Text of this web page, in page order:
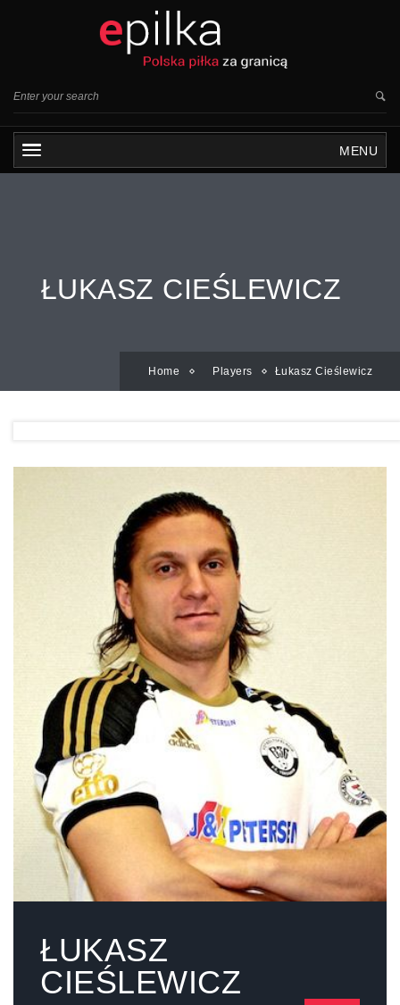
MENU
ŁUKASZ CIEŚLEWICZ
Home Players Łukasz Cieślewicz
ŁUKASZ
CIEŚLEWICZ